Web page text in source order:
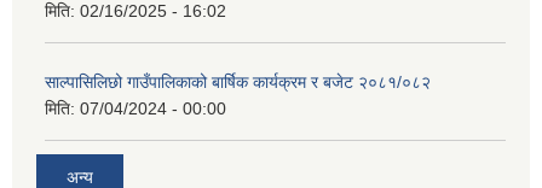
मिति: 02/16/2025 - 16:02
साल्पासिलिछो गाउँपालिकाको बार्षिक कार्यक्रम र बजेट २०८१/०८२
मिति: 07/04/2024 - 00:00
अन्य